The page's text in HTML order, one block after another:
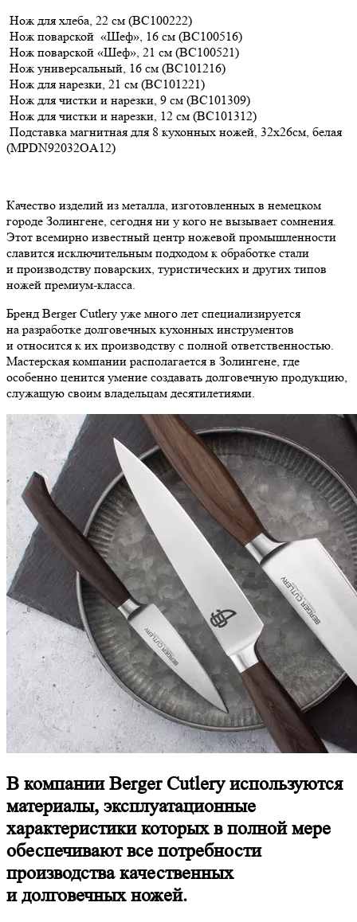
Нож для хлеба, 22 см (BC100222)
Нож поварской «Шеф», 16 см (BC100516)
Нож поварской «Шеф», 21 см (BC100521)
Нож универсальный, 16 см (BC101216)
Нож для нарезки, 21 см (BC101221)
Нож для чистки и нарезки, 9 см (BC101309)
Нож для чистки и нарезки, 12 см (BC101312)
Подставка магнитная для 8 кухонных ножей, 32х26см, белая
(MPDN92032OA12)
Качество изделий из металла, изготовленных в немецком
городе Золингене, сегодня ни у кого не вызывает сомнения.
Этот всемирно известный центр ножевой промышленности
славится исключительным подходом к обработке стали
и производству поварских, туристических и других типов
ножей премиум-класса.
Бренд Berger Cutlery уже много лет специализируется
на разработке долговечных кухонных инструментов
и относится к их производству с полной ответственностью.
Мастерская компании располагается в Золингене, где
особенно ценится умение создавать долговечную продукцию,
служащую своим владельцам десятилетиями.
В компании Berger Cutlery используются
материалы, эксплуатационные
характеристики которых в полной мере
обеспечивают все потребности
производства качественных
и долговечных ножей.